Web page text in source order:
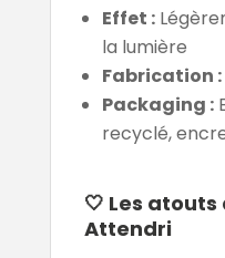
Effet :
la lumière
Fabrication :
Packaging :
recyclé,
🤍 Les atouts
Attendri